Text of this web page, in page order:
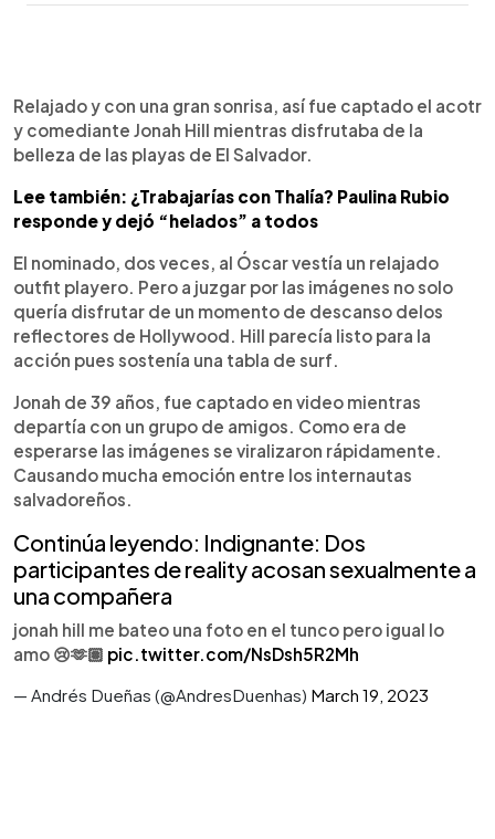
► Escuchar artículo
Relajado y con una gran sonrisa, así fue captado el acotr
y comediante Jonah Hill mientras disfrutaba de la
belleza de las playas de El Salvador.
Lee también: ¿Trabajarías con Thalía? Paulina Rubio
responde y dejó “helados” a todos
El nominado, dos veces, al Óscar vestía un relajado
outfit playero. Pero a juzgar por las imágenes no solo
quería disfrutar de un momento de descanso delos
reflectores de Hollywood. Hill parecía listo para la
acción pues sostenía una tabla de surf.
Jonah de 39 años, fue captado en video mientras
departía con un grupo de amigos. Como era de
esperarse las imágenes se viralizaron rápidamente.
Causando mucha emoción entre los internautas
salvadoreños.
Continúa leyendo: Indignante: Dos
participantes de reality acosan sexualmente a
una compañera
jonah hill me bateo una foto en el tunco pero igual lo
amo 😢🫶🏽 pic.twitter.com/NsDsh5R2Mh
— Andrés Dueñas (@AndresDuenhas) March 19, 2023